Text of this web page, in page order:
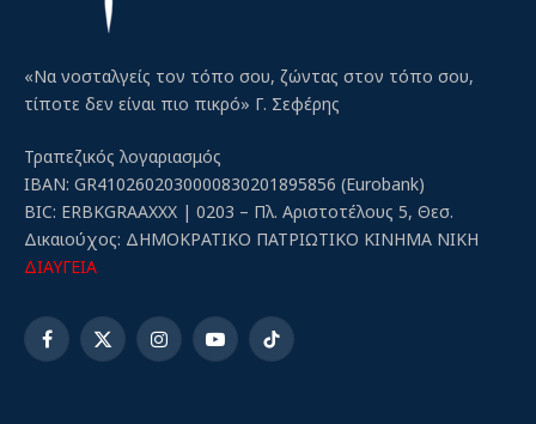
«Να νοσταλγείς τον τόπο σου, ζώντας στον τόπο σου,
τίποτε δεν είναι πιο πικρό» Γ. Σεφέρης
Τραπεζικός λογαριασμός
IBAN: GR4102602030000830201895856 (Eurobank)
BIC: ERBKGRAAXXX | 0203 – Πλ. Αριστοτέλους 5, Θεσ.
Δικαιούχος: ΔΗΜΟΚΡΑΤΙΚΟ ΠΑΤΡΙΩΤΙΚΟ ΚΙΝΗΜΑ ΝΙΚΗ
ΔΙΑΥΓΕΙΑ
Facebook
X
InstagramYouTubeTikTok